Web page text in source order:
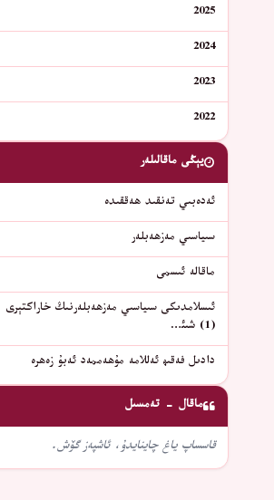
2025
2024
2023
2022
يېڭى ماقالىلەر
ئەدەبىي تەنقىد ھەققىدە
سىياسىي مەزھەبلەر
ماقالە ئىسمى
ئىسلامدىكى سىياسىي مەزھەبلەرنىڭ خاراكتېرى
(1) شىئ…
دادىل فەقىھ ئەللامە مۇھەممەد ئەبۇ زەھرە
ماقال - تەمسىل
قاسساپ ياغ چاينايدۇ، ئاشپەز گۆش.